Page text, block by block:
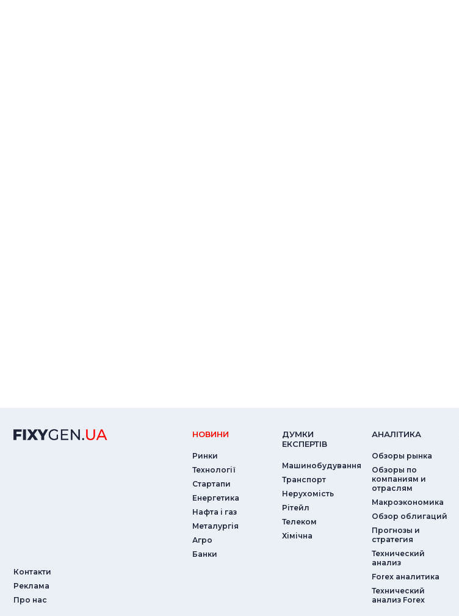
Контакти
Реклама
Про нас
НОВИНИ
Ринки
Технології
Стартапи
Енергетика
Нафта і газ
Металургія
Агро
Банки
ДУМКИ
ЕКСПЕРТIВ
Машинобудування
Транспорт
Нерухомість
Рітейл
Телеком
Хімічна
АНАЛIТИКА
Обзоры рынка
Обзоры по
компаниям и
отраслям
Макроэкономика
Обзор облигаций
Прогнозы и
стратегия
Технический
анализ
Forex аналитика
Технический
анализ Forex